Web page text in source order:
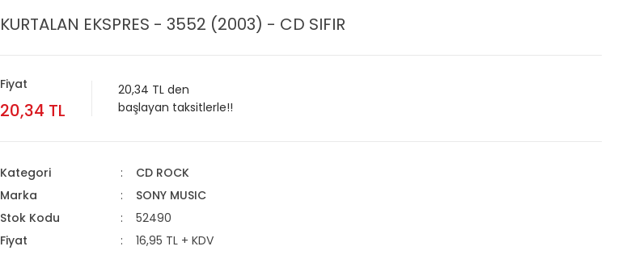
KURTALAN EKSPRES - 3552 (2003) - CD SIFIR
Fiyat
20,34 TL
20,34 TL den
başlayan taksitlerle!!
Kategori
CD ROCK
Marka
SONY MUSIC
Stok Kodu
52490
Fiyat
16,95 TL + KDV